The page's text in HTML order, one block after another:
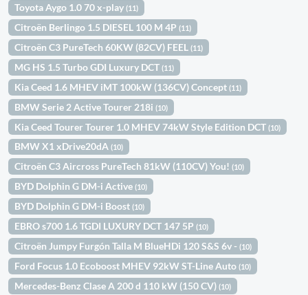
Toyota Aygo 1.0 70 x-play(11)
Citroën Berlingo 1.5 DIESEL 100 M 4P(11)
Citroën C3 PureTech 60KW (82CV) FEEL(11)
MG HS 1.5 Turbo GDI Luxury DCT(11)
Kia Ceed 1.6 MHEV iMT 100kW (136CV) Concept(11)
BMW Serie 2 Active Tourer 218i(10)
Kia Ceed Tourer Tourer 1.0 MHEV 74kW Style Edition DCT(10)
BMW X1 xDrive20dA(10)
Citroën C3 Aircross PureTech 81kW (110CV) You!(10)
BYD Dolphin G DM-i Active(10)
BYD Dolphin G DM-i Boost(10)
EBRO s700 1.6 TGDI LUXURY DCT 147 5P(10)
Citroën Jumpy Furgón Talla M BlueHDi 120 S&S 6v -(10)
Ford Focus 1.0 Ecoboost MHEV 92kW ST-Line Auto(10)
Mercedes-Benz Clase A 200 d 110 kW (150 CV)(10)